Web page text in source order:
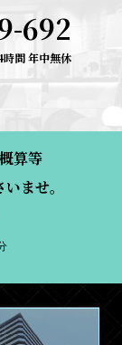
692
間 年中無休
算等
ませ。